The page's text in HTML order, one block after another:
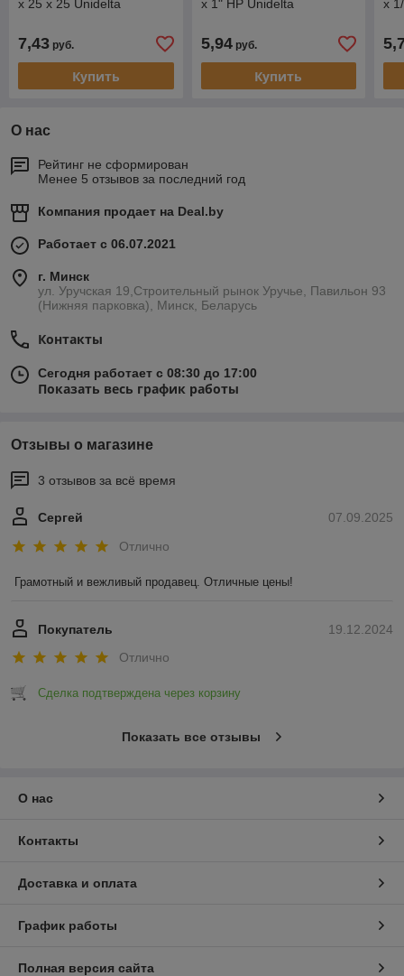
х 25 х 25 Unidelta
7,43 руб.
Купить
х 1" НР Unidelta
5,94руб.
Купить
х
О нас
Рейтинг не сформирован
Менее 5 отзывов за последний год
Компания продает на Deal.by
Работает с 06.07.2021
г. Минск
ул. Уручская 19,Строительный рынок Уручье, Павильон 93
(Нижняя парковка), Минск, Беларусь
Контакты
Сегодня работает с 08:30 до 17:00
Показать весь график работы
Отзывы о магазине
3 отзывов за всё время
07.09.2025
Сергей
Отлично
Грамотный и вежливый продавец. Отличные цены!
19.12.2024
Покупатель
Отлично
Сделка подтверждена через корзину
Показать все отзывы
О нас
Контакты
Доставка и оплата
График работы
Полная версия сайта